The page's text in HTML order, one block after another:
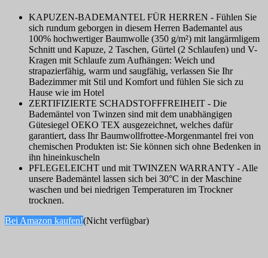
KAPUZEN-BADEMANTEL FÜR HERREN - Fühlen Sie
sich rundum geborgen in diesem Herren Bademantel aus
100% hochwertiger Baumwolle (350 g/m²) mit langärmligem
Schnitt und Kapuze, 2 Taschen, Gürtel (2 Schlaufen) und V-
Kragen mit Schlaufe zum Aufhängen: Weich und
strapazierfähig, warm und saugfähig, verlassen Sie Ihr
Badezimmer mit Stil und Komfort und fühlen Sie sich zu
Hause wie im Hotel
ZERTIFIZIERTE SCHADSTOFFFREIHEIT - Die
Bademäntel von Twinzen sind mit dem unabhängigen
Gütesiegel OEKO TEX ausgezeichnet, welches dafür
garantiert, dass Ihr Baumwollfrottee-Morgenmantel frei von
chemischen Produkten ist: Sie können sich ohne Bedenken in
ihn hineinkuscheln
PFLEGELEICHT und mit TWINZEN WARRANTY - Alle
unsere Bademäntel lassen sich bei 30°C in der Maschine
waschen und bei niedrigen Temperaturen im Trockner
trocknen.
Bei Amazon kaufen!(Nicht verfügbar)